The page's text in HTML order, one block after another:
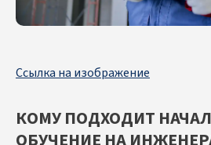
Ссылка на изображение
КОМУ ПОДХОДИТ